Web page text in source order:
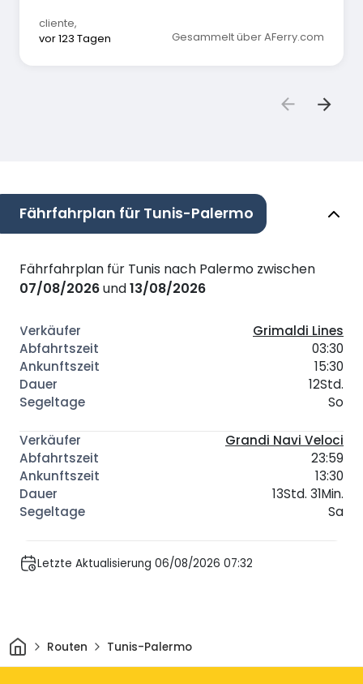
cliente,
vor 123 Tagen
Gesammelt über AFerry.com
Fährfahrplan für Tunis-Palermo
Fährfahrplan für Tunis nach Palermo zwischen
07/08/2026und13/08/2026
Grimaldi Lines
03:30
15:30
12Std.
So
Grandi Navi Veloci
23:59
13:30
13Std. 31Min.
Sa
Letzte Aktualisierung 06/08/2026 07:32
HeimRouten Tunis-Palermo